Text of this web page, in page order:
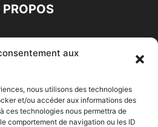
aux
nous utilisons des technologies
et/ou accéder aux informations des
ces technologies nous permettra de
comportement de navigation ou les ID
PROPOS